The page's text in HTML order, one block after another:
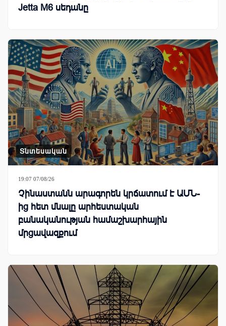
Jetta M6 սեդանը
Տնտեսական
19:07 07/08/26
Չինաստանն արագորեն կրճատում է ԱՄՆ-
ից հետ մնալը արհեստական
բանականության համաշխարհային
մրցավազքում